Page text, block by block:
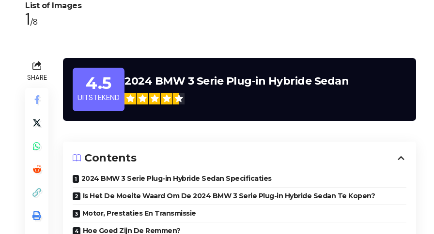
List of Images
1/8
SHARE 4.5
UITSTEKEND
2024 BMW 3 Serie Plug-in Hybride Sedan
Contents
2024 BMW 3 Serie Plug-in Hybride Sedan Specificaties
Is Het De Moeite Waard Om De 2024 BMW 3 Serie Plug-in Hybride Sedan Te Kopen?
Motor, Prestaties En Transmissie
Hoe Goed Zijn De Remmen?